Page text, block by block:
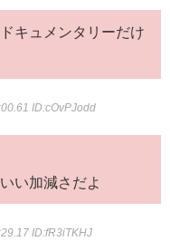
キュメンタリーだけ
ID:cOvPJodd
い加減さだよ
ID:fR3iTKHJ